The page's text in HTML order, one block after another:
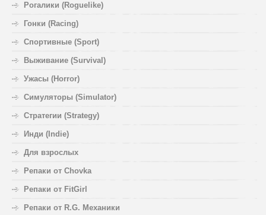
Рогалики (Roguelike)
Гонки (Racing)
Спортивные (Sport)
Выживание (Survival)
Ужасы (Horror)
Симуляторы (Simulator)
Стратегии (Strategy)
Инди (Indie)
Для взрослых
Репаки от Chovka
Репаки от FitGirl
Репаки от R.G. Механики